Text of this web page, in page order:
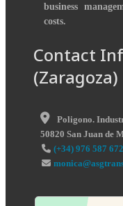
business
costs.
Contact
(Zaragoza)
Poligono.
50820 San Juan de
(+34) 976 587 672